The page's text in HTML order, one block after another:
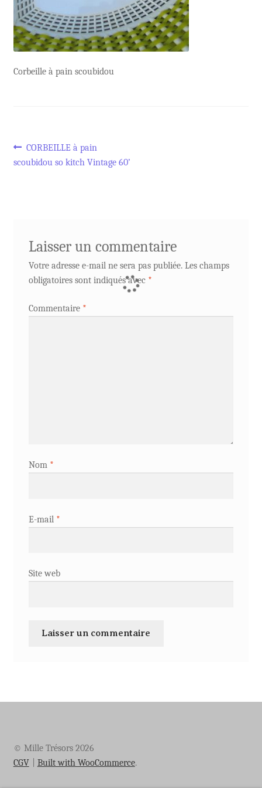
Corbeille à pain scoubidou
Navigation
Article
précédent :
CORBEILLE à pain
scoubidou so kitch Vintage 60’
Laisser un commentaire
Votre adresse e-mail ne sera pas publiée. Les champs
obligatoires sont indiqués avec *
Commentaire *
Nom *
E-mail *
Site web
© Mille Trésors 2026
CGV
Built with WooCommerce.